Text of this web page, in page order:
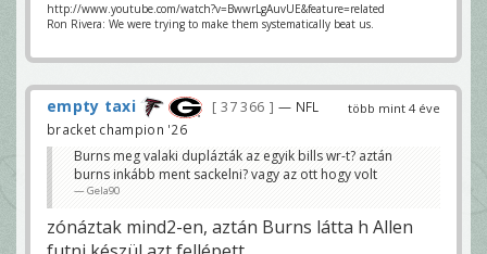
http://www.youtube.com/watch?v=BwwrLgAuvUE&feature=related
Ron Rivera: We were trying to make them systematically beat us.
több mint 4 éve
empty taxi 37 366
— NFL
bracket champion '26
Burns meg valaki duplázták az egyik bills wr-t? aztán
burns inkább ment sackelni? vagy az ott hogy volt
Gela90
zónáztak mind2-en, aztán Burns látta h Allen